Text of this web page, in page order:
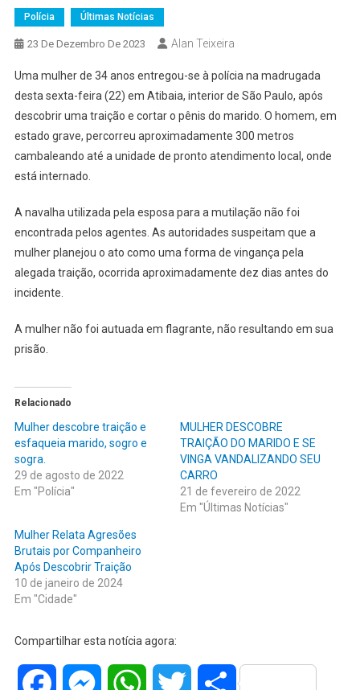
Polícia Últimas Notícias
23 De Dezembro De 2023 Alan Teixeira
Uma mulher de 34 anos entregou-se à polícia na madrugada
desta sexta-feira (22) em Atibaia, interior de São Paulo, após
descobrir uma traição e cortar o pênis do marido. O homem, em
estado grave, percorreu aproximadamente 300 metros
cambaleando até a unidade de pronto atendimento local, onde
está internado.
A navalha utilizada pela esposa para a mutilação não foi
encontrada pelos agentes. As autoridades suspeitam que a
mulher planejou o ato como uma forma de vingança pela
alegada traição, ocorrida aproximadamente dez dias antes do
incidente.
A mulher não foi autuada em flagrante, não resultando em sua
prisão.
Relacionado
Mulher descobre traição e
esfaqueia marido, sogro e
sogra.
29 de agosto de 2022
Em "Polícia"
MULHER DESCOBRE
TRAIÇÃO DO MARIDO E SE
VINGA VANDALIZANDO SEU
CARRO
21 de fevereiro de 2022
Em "Últimas Notícias"
Mulher Relata Agresões
Brutais por Companheiro
Após Descobrir Traição
10 de janeiro de 2024
Em "Cidade"
Compartilhar esta notícia agora:
Facebook MessengerWhatsAppTwitter Share